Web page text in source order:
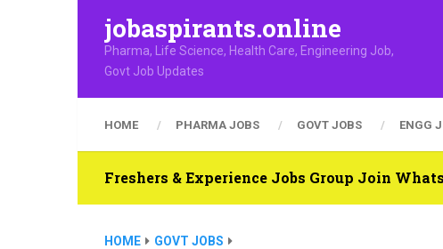
jobaspirants.online
Pharma, Life Science, Health Care, Engineering Job,
Govt Job Updates
HOME PHARMA JOBS GOVT JOBS ENGG
Freshers & Experience Jobs Group Join
HOME
GOVT JOBS